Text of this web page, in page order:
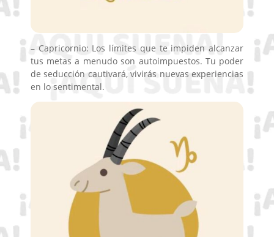
– Capricornio: Los límites que te impiden alcanzar
tus metas a menudo son autoimpuestos. Tu poder
de seducción cautivará, vivirás nuevas experiencias
en lo sentimental.